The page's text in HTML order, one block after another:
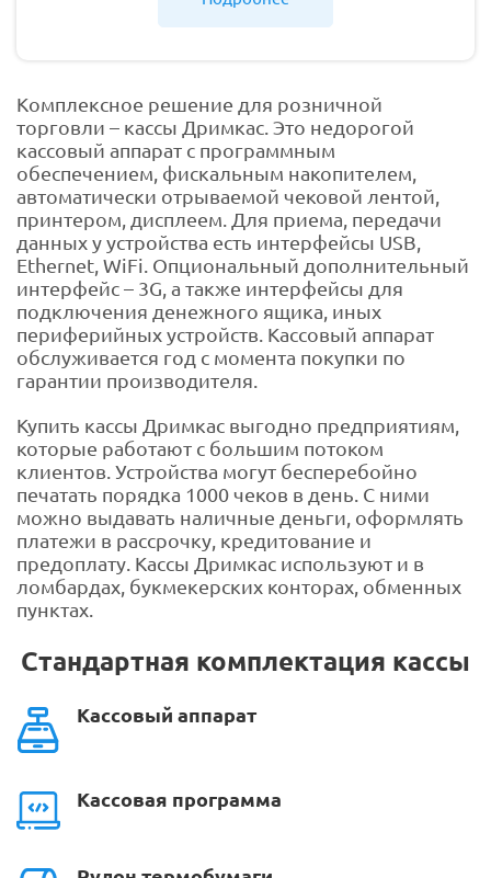
Комплексное решение для розничной
торговли – кассы Дримкас. Это недорогой
кассовый аппарат с программным
обеспечением, фискальным накопителем,
автоматически отрываемой чековой лентой,
принтером, дисплеем. Для приема, передачи
данных у устройства есть интерфейсы USB,
Ethernet, WiFi. Опциональный дополнительный
интерфейс – 3G, а также интерфейсы для
подключения денежного ящика, иных
периферийных устройств. Кассовый аппарат
обслуживается год с момента покупки по
гарантии производителя.
Купить кассы Дримкас выгодно предприятиям,
которые работают с большим потоком
клиентов. Устройства могут бесперебойно
печатать порядка 1000 чеков в день. С ними
можно выдавать наличные деньги, оформлять
платежи в рассрочку, кредитование и
предоплату. Кассы Дримкас используют и в
ломбардах, букмекерских конторах, обменных
пунктах.
Стандартная комплектация кассы
Кассовый аппарат
Кассовая программа